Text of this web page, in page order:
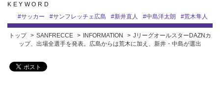
KEYWORD
#サッカー #サンフレッチェ広島 #新井直人 #中島洋太朗 #荒木隼人
トップ SANFRECCE INFORMATION
JリーグオールスターDAZNカ
ップ、出場全選手を発表。広島からは荒木に加え、新井・中島が選出